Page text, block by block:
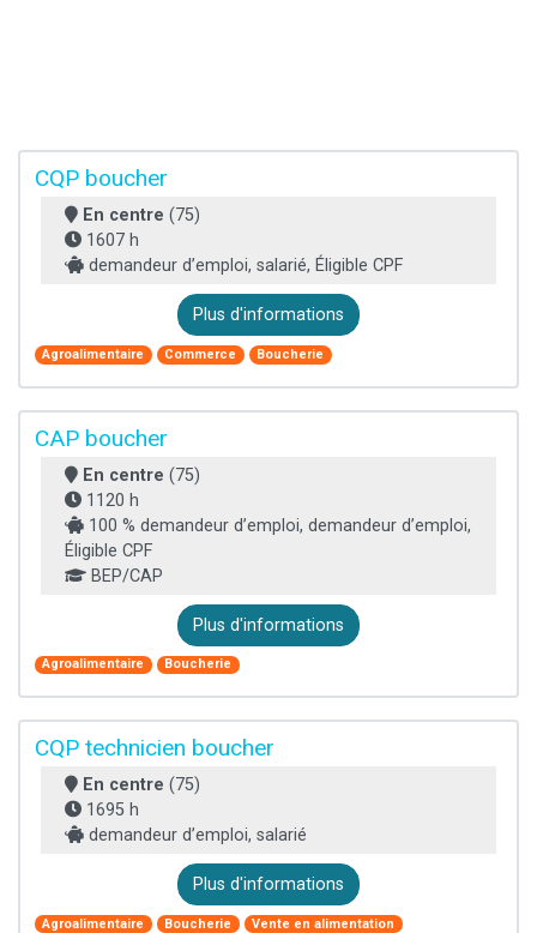
CQP boucher
En centre (75)
1607 h
demandeur d’emploi, salarié, Éligible CPF
Plus d'informations
Agroalimentaire Commerce Boucherie
CAP boucher
En centre (75)
1120 h
100 % demandeur d’emploi, demandeur d’emploi,
Éligible CPF
BEP/CAP
Plus d'informations
Agroalimentaire Boucherie
CQP technicien boucher
En centre (75)
1695 h
demandeur d’emploi, salarié
Plus d'informations
Agroalimentaire Boucherie Vente en alimentation